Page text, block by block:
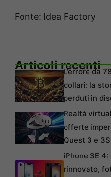
Fonte: Idea Factory
Articoli recenti
L’errore da
dollari: la
perduti in
Realtà
offerte
Quest 3 e 3S!
iPhone SE 4:
rinnovato,